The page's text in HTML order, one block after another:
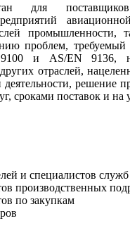
для
промышленности,
проблем, требуемый
и AS/EN 9136,
отраслей,
решение
сроками поставок и на
и специалистов служб
производственных
по закупкам